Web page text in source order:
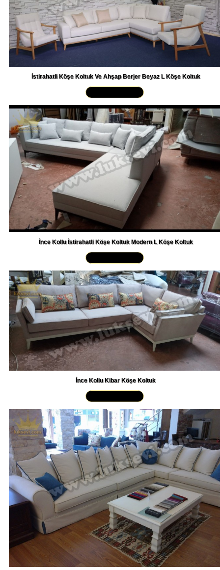
İstirahatli Köşe Koltuk Ve Ahşap Berjer Beyaz L Köşe Koltuk
İnce Kollu İstirahatli Köşe Koltuk Modern L Köşe Koltuk
İnce Kollu Kibar Köşe Koltuk